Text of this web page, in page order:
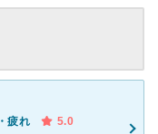
疲れ
5.0